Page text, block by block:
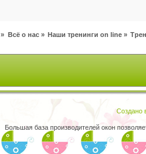
» Всё о нас» Наши тренинги on line»
Создано
Большая база производителей окон